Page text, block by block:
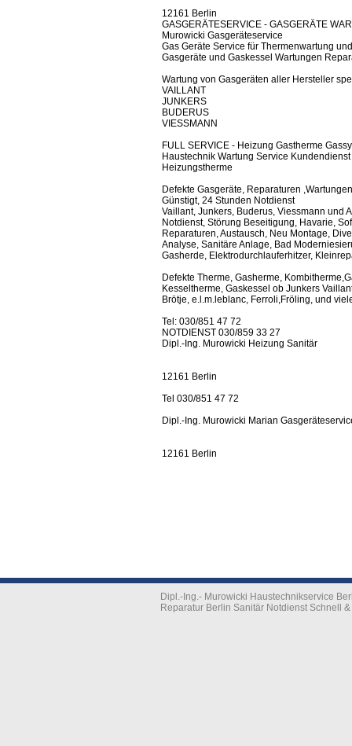
12161 Berlin
GASGERÄTESERVICE - GASGERÄTE
Murowicki Gasgeräteservice
Gas Geräte Service für Thermenwartung
Gasgeräte und Gaskessel Wartungen
Wartung von Gasgeräten aller Hersteller
VAILLANT
JUNKERS
BUDERUS
VIESSMANN
FULL SERVICE - Heizung Gastherme
Haustechnik Wartung Service
Heizungstherme
Defekte Gasgeräte, Reparaturen
Günstigt, 24 Stunden Notdienst
Vaillant, Junkers, Buderus, Viessmann und
Notdienst, Störung Beseitigung, Havarie,
Reparaturen, Austausch, Neu Montage,
Analyse, Sanitäre Anlage, Bad
Gasherde, Elektrodurchlauferhitzer,
Defekte Therme, Gasherme,
Kesseltherme, Gaskessel ob Junkers
Brötje, e.l.m.leblanc, Ferroli,Fröling, und
Tel: 030/851 47 72
NOTDIENST 030/859 33 27
Dipl.-Ing. Murowicki Heizung Sanitär
12161 Berlin
Tel 030/851 47 72
Dipl.-Ing. Murowicki Marian
12161 Berlin
Dipl.-Ing.- Murowicki Haustechnikservice
Reparatur Berlin Sanitär Notdienst Schnell